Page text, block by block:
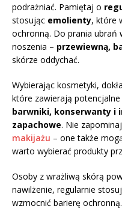
podrażniać. Pamiętaj o
stosując emolienty, które
ochronną. Do prania ubrań
noszenia – przewiewną,
skórze oddychać.
Wybierając kosmetyki,
które zawierają
barwniki, konserwanty i
zapachowe. Nie
makijażu – one także
warto wybierać produkty
Osoby z wrażliwą skórą
nawilżenie, regularnie
wzmocnić barierę